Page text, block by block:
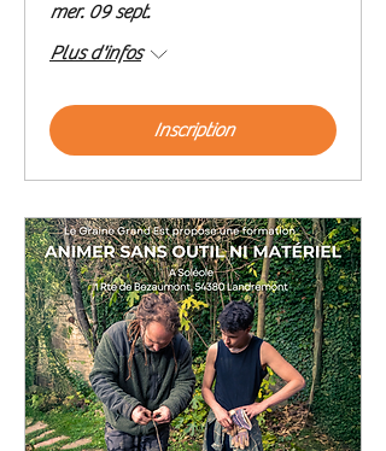
mer. 09 sept.
Plus d'infos
Inscription